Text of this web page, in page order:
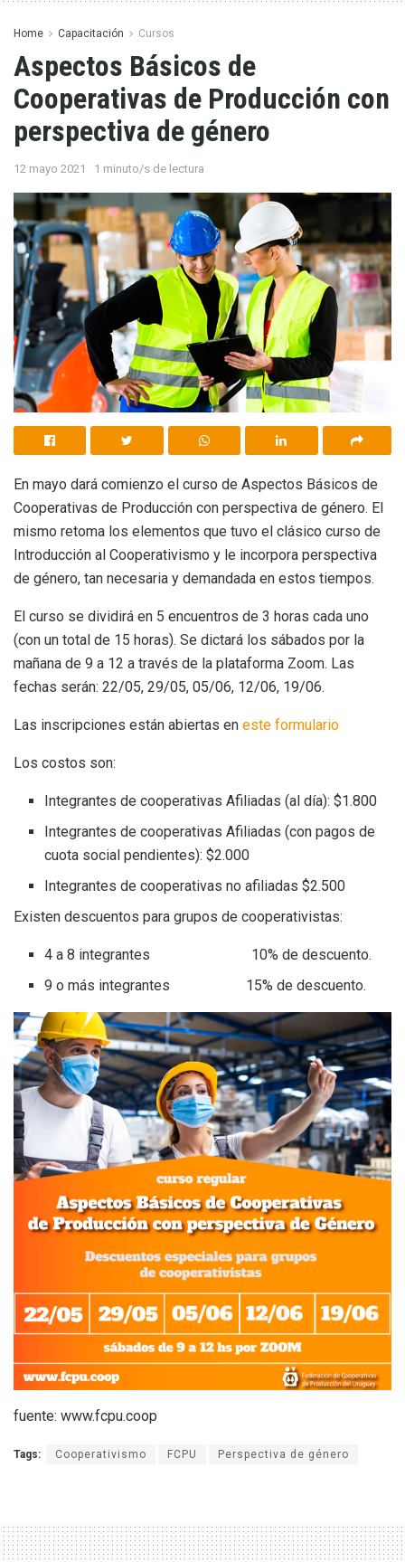
Home Capacitación Cursos
Aspectos Básicos de
Cooperativas de Producción con
perspectiva de género
12 mayo 2021 1 minuto/s de lectura
En mayo dará comienzo el curso de Aspectos Básicos de
Cooperativas de Producción con perspectiva de género. El
mismo retoma los elementos que tuvo el clásico curso de
Introducción al Cooperativismo y le incorpora perspectiva
de género, tan necesaria y demandada en estos tiempos.
El curso se dividirá en 5 encuentros de 3 horas cada uno
(con un total de 15 horas). Se dictará los sábados por la
mañana de 9 a 12 a través de la plataforma Zoom. Las
fechas serán: 22/05, 29/05, 05/06, 12/06, 19/06.
Las inscripciones están abiertas en este formulario
Los costos son:
Integrantes de cooperativas Afiliadas (al día): $1.800
Integrantes de cooperativas Afiliadas (con pagos de
cuota social pendientes): $2.000
Integrantes de cooperativas no afiliadas $2.500
Existen descuentos para grupos de cooperativistas:
4 a 8 integrantes 10% de descuento.
9 o más integrantes 15% de descuento.
fuente: www.fcpu.coop
Tags: Cooperativismo FCPU Perspectiva de género